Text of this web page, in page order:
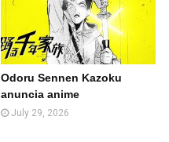
Odoru Sennen Kazoku
anuncia anime
July 29, 2026